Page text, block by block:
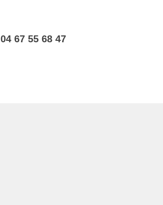
04 67 55 68 47